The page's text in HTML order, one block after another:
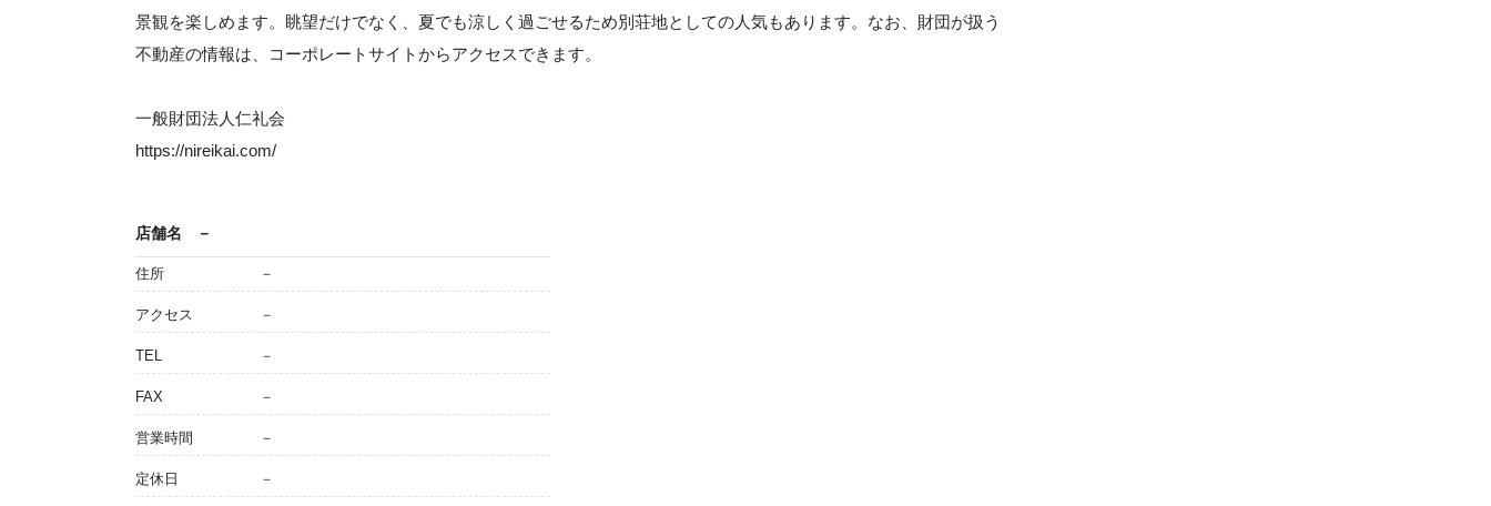
景観を楽しめます。眺望だけでなく、夏でも涼しく過ごせるため別荘地としての人気もあります。なお、財団が扱う
不動産の情報は、コーポレートサイトからアクセスできます。
一般財団法人仁礼会
https://nireikai.com/
店舗名 －
住所 －
アクセス －
TEL －
FAX －
営業時間 －
定休日 －